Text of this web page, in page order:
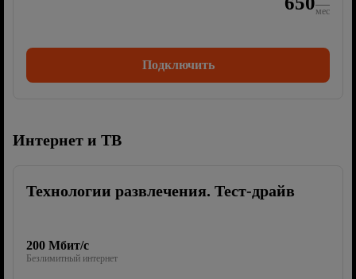
мес
Подключить
Интернет и ТВ
Технологии развлечения. Тест-драйв
200 Мбит/с
Безлимитный интернет